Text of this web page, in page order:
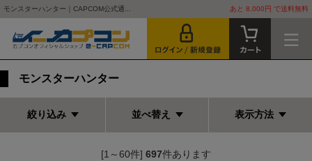
モンスターハンター｜CAPCOM公式通... あと 8,000円 で送料無料
モンスターハンター
絞り込み 並べ替え 表示方法
[1～60件] 697件あります